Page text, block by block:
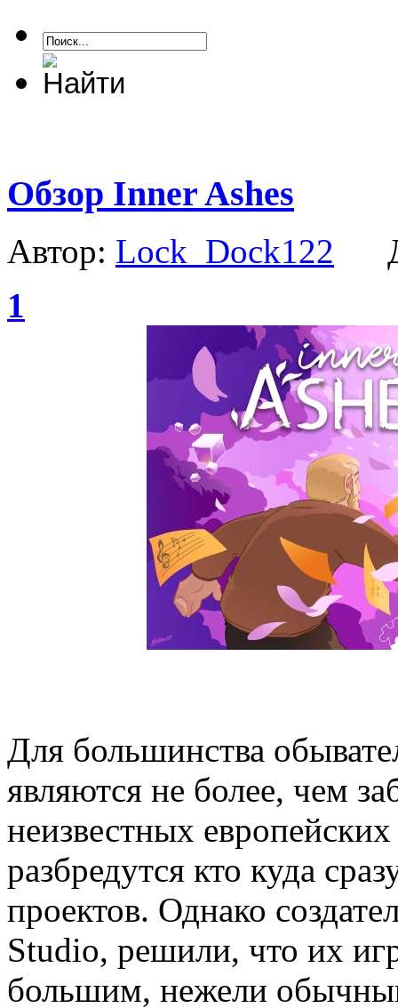
Обзор Inner Ashes
Автор: Lock_Dock122
1
Для большинства
являются не более, чем
неизвестных
разбредутся кто куда
проектов. Однако
Studio, решили, что их
большим, нежели